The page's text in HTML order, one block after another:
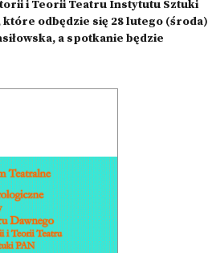
i Teorii Teatru Instytutu Sztuki
które odbędzie się 28 lutego (środa)
a spotkanie będzie